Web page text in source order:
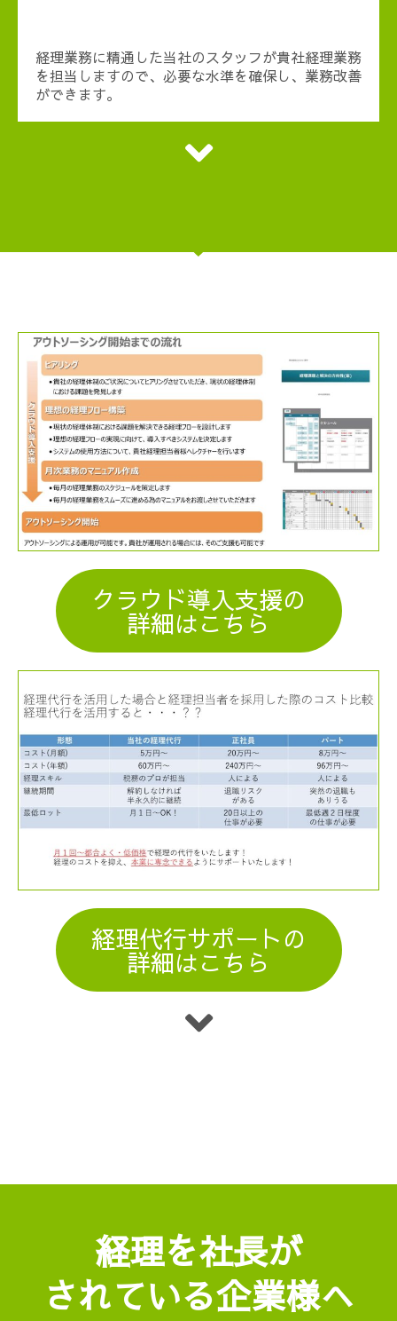
経理業務に精通した当社のスタッフが貴社経理業務
を担当しますので、必要な水準を確保し、業務改善
ができます。
クラウド導入支援の
詳細はこちら
経理代行サポートの
詳細はこちら
経理を社長が
されている企業様へ